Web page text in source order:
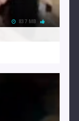
837 MB 0%